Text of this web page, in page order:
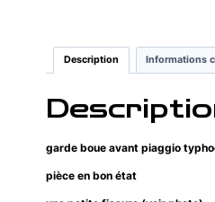
Description Informations
garde boue avant piaggio
pièce en bon état